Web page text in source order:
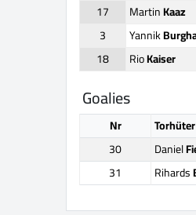
17
MartinKaaz
3
Yannik
18
RioKaiser
Goalies
Nr Torhüter
30
Daniel
31
Rihards